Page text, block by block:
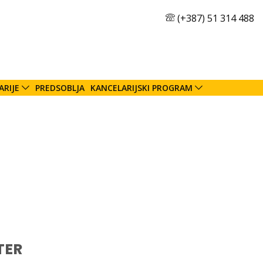
(+387) 51 314 488
PREDSOBLJA KANCELARIJSKI PROGRAM